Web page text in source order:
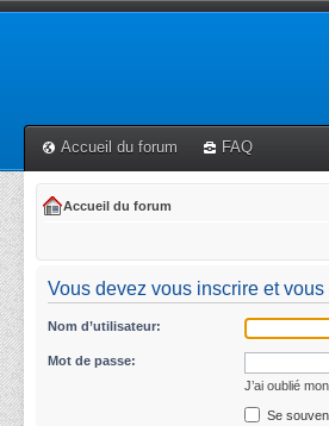
Accueil du forum FAQ
Accueil du forum
Vous devez vous inscrire et
Nom d’utilisateur:
Mot de passe:
J’ai oublié
Se